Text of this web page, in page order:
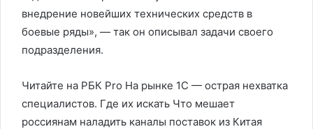
внедрение новейших технических средств в
боевые ряды», — так он описывал задачи своего
подразделения.
Читайте на РБК Pro На рынке 1С — острая нехватка
специалистов. Где их искать Что мешает
россиянам наладить каналы поставок из Китая